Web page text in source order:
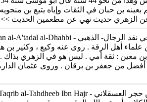
بن حبان في الثقات وإياه يتبع بن
مطعمين الحديث >> بخ م 4 البخاري في الأدب المفرد ومسلم
أهل الرقة . روى عنه وكيع ، وكثير
معين : ثقة أمي . ليس هو في الزهري بذاك
أفضل من جعفر بن برقان . وروى عثمان